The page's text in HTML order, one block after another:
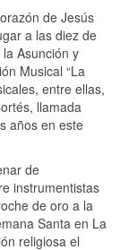
de Jesús
a las diez de
Asunción y
Musical “La
entre ellas,
llamada
años en este
de
instrumentistas
de oro a la
Santa en La
religiosa el